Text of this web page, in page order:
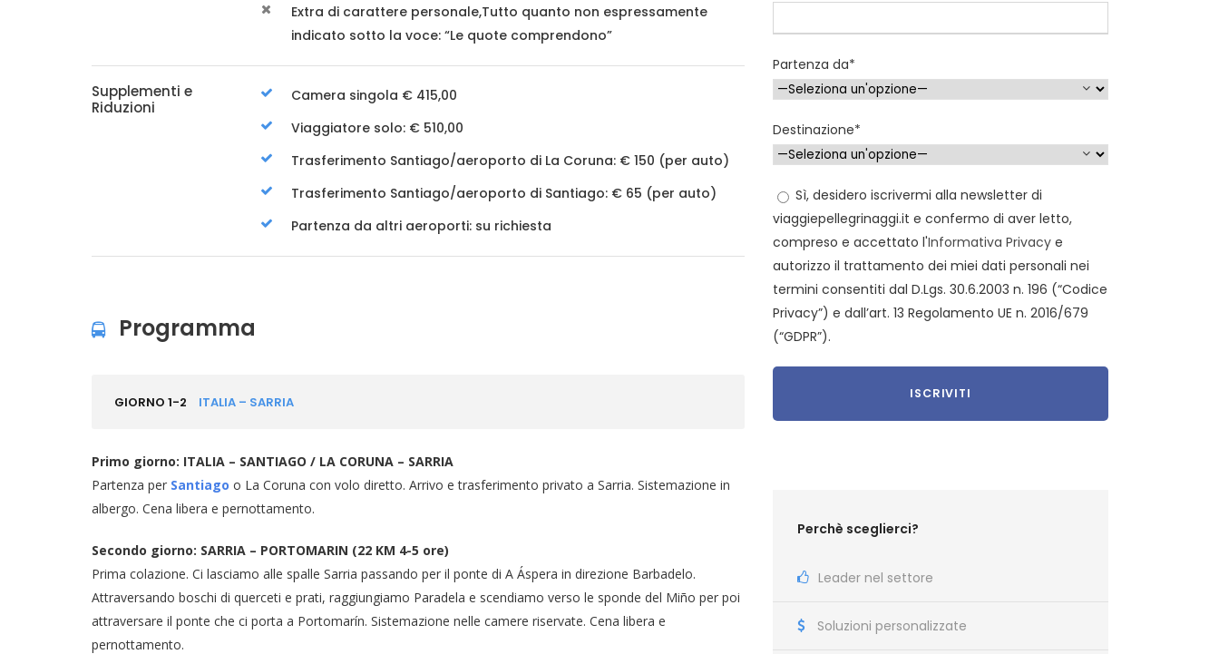
Partenza da*
Destinazione*
Sì, desidero iscrivermi alla newsletter di
viaggiepellegrinaggi.it e confermo di aver letto,
compreso e accettato l'Informativa Privacy e
autorizzo il trattamento dei miei dati personali nei
termini consentiti dal D.Lgs. 30.6.2003 n. 196 (“Codice
Privacy”) e dall’art. 13 Regolamento UE n. 2016/679
(“GDPR”).
Perchè sceglierci?
Leader nel settore
Soluzioni personalizzate
Extra di carattere personale,Tutto quanto non espressamente
indicato sotto la voce: “Le quote comprendono”
Supplementi e
Riduzioni
Camera singola € 415,00
Viaggiatore solo: € 510,00
Trasferimento Santiago/aeroporto di La Coruna: € 150 (per auto)
Trasferimento Santiago/aeroporto di Santiago: € 65 (per auto)
Partenza da altri aeroporti: su richiesta
Programma
GIORNO 1-2 ITALIA – SARRIA
Primo giorno: ITALIA – SANTIAGO / LA CORUNA – SARRIA
Partenza per Santiago o La Coruna con volo diretto. Arrivo e trasferimento privato a Sarria. Sistemazione in
albergo. Cena libera e pernottamento.
Secondo giorno: SARRIA – PORTOMARIN (22 KM 4-5 ore)
Prima colazione. Ci lasciamo alle spalle Sarria passando per il ponte di A Áspera in direzione Barbadelo.
Attraversando boschi di querceti e prati, raggiungiamo Paradela e scendiamo verso le sponde del Miño per poi
attraversare il ponte che ci porta a Portomarín. Sistemazione nelle camere riservate. Cena libera e
pernottamento.